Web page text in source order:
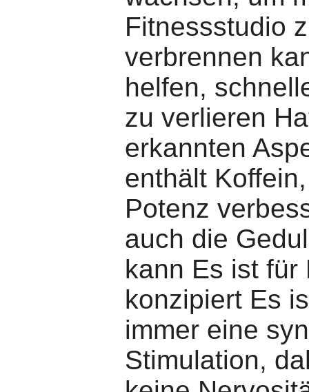
Fitnessstudio
verbrennen
helfen,
zu verlieren
erkannten
enthält
Potenz
auch die
kann Es ist für
konzipiert Es
immer eine
Stimulation,